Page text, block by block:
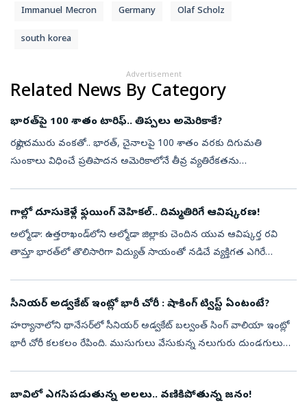
Immanuel Mecron Germany Olaf Scholz
south korea
Advertisement
Related News By Category
భారత్‌పై 100 శాతం టారిఫ్‌.. తిప్పలు అమెరికాకే?
రష్యా చమురు వంకతో.. భారత్‌, చైనాలపై 100 శాతం వరకు దిగుమతి
సుంకాలు విధించే ప్రతిపాదన అమెరికాలోనే తీవ్ర వ్యతిరేకతను
గాల్లో దూసుకెళ్లే ఫ్లయింగ్ వెహికల్.. దిమ్మతిరిగే ఆవిష్కరణ!
అల్మోడా: ఉత్తరాఖండ్‌లోని అల్మోడా జిల్లాకు చెందిన యువ ఆవిష్కర్త రవి
తామ్తా భారత్‌లో తొలిసారిగా విద్యుత్‌ సాయంతో నడిచే వ్యక్తిగత ఎగిరే
సీనియర్ అడ్వకేట్ ఇంట్లో భారీ చోరీ : షాకింగ్‌ ట్విస్ట్‌ ఏంటంటే?
హర్యానాలోని థానేసర్‌లో సీనియర్ అడ్వకేట్ బల్వంత్ సింగ్ వాలియా ఇంట్లో
భారీ చోరీ కలకలం రేపింది. ముసుగులు వేసుకున్న నలుగురు దుండగులు
బావిలో ఎగసిపడుతున్న అలలు.. వణికిపోతున్న జనం!